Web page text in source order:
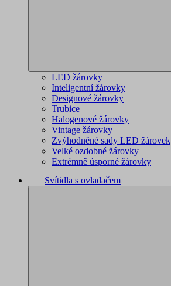
LED žárovky
Inteligentní žárovky
Designové žárovky
Trubice
Halogenové žárovky
Vintage žárovky
Zvýhodněné sady LED žárovek
Velké ozdobné žárovky
Extrémně úsporné žárovky
Svítidla s ovladačem